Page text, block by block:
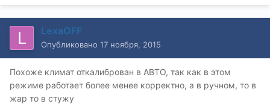
LexaOFF
Опубликовано 17 ноября, 2015
Похоже климат откалиброван в АВТО, так как в этом
режиме работает более менее корректно, а в ручном, то в
жар то в стужу